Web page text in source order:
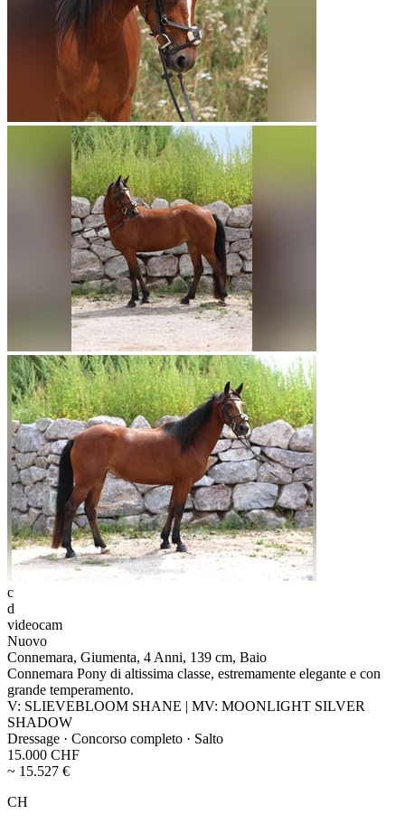
c
d
videocam
Nuovo
Connemara, Giumenta, 4 Anni, 139 cm, Baio
Connemara Pony di altissima classe, estremamente elegante e con
grande temperamento.
V: SLIEVEBLOOM SHANE | MV: MOONLIGHT SILVER
SHADOW
Dressage · Concorso completo · Salto
15.000 CHF
~ 15.527 €
CH